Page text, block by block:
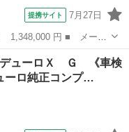
提携サイト 7月27日
グレード名： Ｇ Ｈ
４ＷＤ車 キーレスキ
デューロＸ Ｇ 《車検
ーロ純正コンプ…